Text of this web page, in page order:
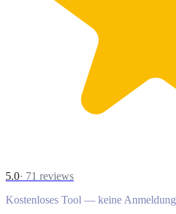
5.0· 71 reviews
Kostenloses Tool — keine Anmeldung